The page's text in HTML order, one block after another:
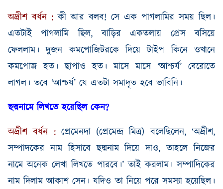
অদ্রীশ বর্ধন :কী আর বলব! সে এক পাগলামির সময় ছিল।
এতটাই
পাগলামি ছিল,বাড়ির একতলায় প্রেস
বসিয়ে
ফেললাম। দুজন কমপোজিটরকে দিয়ে টাইপ কিনে ওখানে
কমপোজ হত। ছাপাও হত। মাসে মাসে ‘আশ্চর্য’ বেরোতে
লাগল। তবে ‘আশ্চর্য’ যে এতটা সমাদৃত হবে ভাবিনি।
ছদ্মনামে লিখতে হয়েছিল কেন?
অদ্রীশ বর্ধন : প্রেমেনদা (প্রেমেন্দ্র মিত্র)বলেছিলেন, ‘অদ্রীশ,
সম্পাদকের নাম হিসাবে ছদ্মনাম দিয়ে দাও,তাহলে নিজের
নামে অনেক লেখা লিখতে পারবে।’ তাই করলাম। সম্পাদিকের
নাম দিলাম আকাশ সেন। যদিও তা নিয়ে পরে সমস্যা হয়েছিল।